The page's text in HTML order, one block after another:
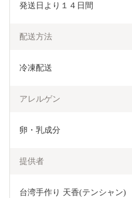
発送日より１４日間
配送方法
冷凍配送
アレルゲン
卵・乳成分
提供者
台湾手作り 天香(テンシャン)